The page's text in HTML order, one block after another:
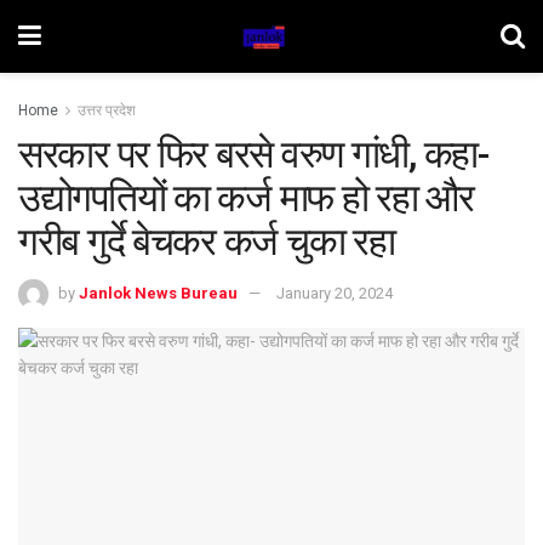
Home उत्तर प्रदेश
सरकार पर फिर बरसे वरुण गांधी, कहा-
उद्योगपतियों का कर्ज माफ हो रहा और
गरीब गुर्दे बेचकर कर्ज चुका रहा
by Janlok News Bureau January 20, 2024